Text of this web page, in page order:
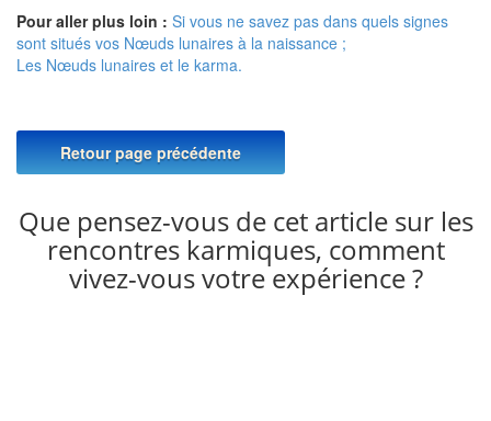
Pour aller plus loin : Si vous ne savez pas dans quels signes
sont situés vos Nœuds lunaires à la naissance ;
Les Nœuds lunaires et le karma.
Retour page précédente
Que pensez-vous de cet article sur les
rencontres karmiques, comment
vivez-vous votre expérience ?